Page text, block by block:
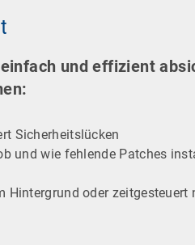
und effizient
Sicherheitslücken
und wie fehlende Patches
Hintergrund oder zeitgesteuert